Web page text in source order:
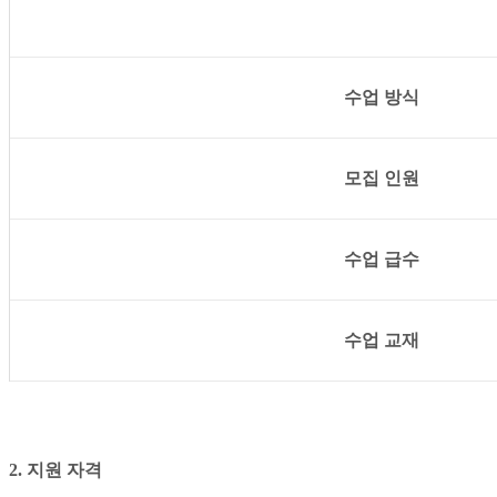
수업 방식
모집 인원
수업 급수
수업 교재
2. 지원 자격